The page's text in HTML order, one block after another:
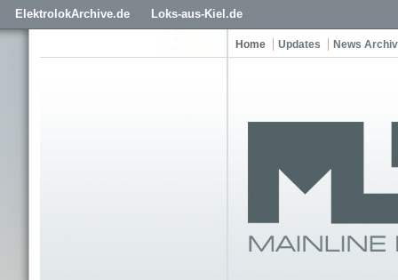
ElektrolokArchive.de Loks-aus-Kiel.de
Home Updates News Archiv